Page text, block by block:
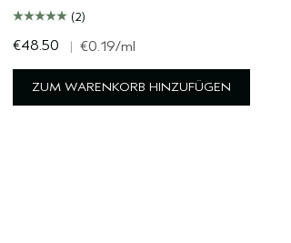
(2)
€48.50 | €0.19/ml
ZUM WARENKORB HINZUFÜGEN